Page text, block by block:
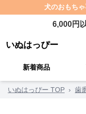
犬のおもちゃ
6,000円
いぬはっぴー
新着商品
いぬはっぴー TOP › 歯